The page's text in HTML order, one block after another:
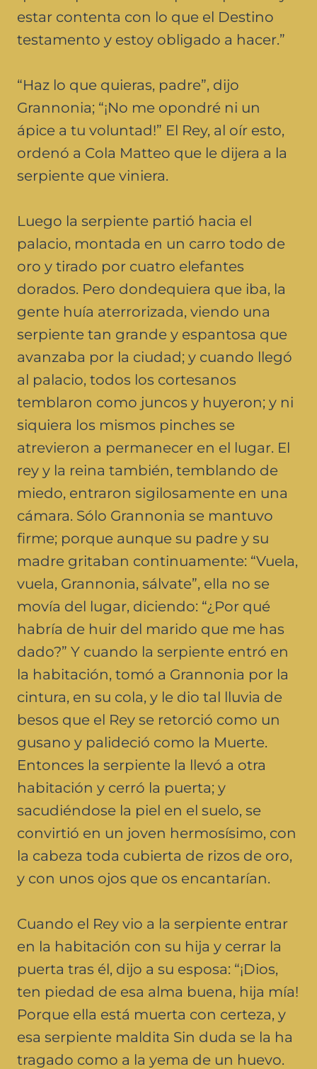
estar contenta con lo que el Destino
testamento y estoy obligado a hacer.”
“Haz lo que quieras, padre”, dijo
Grannonia; “¡No me opondré ni un
ápice a tu voluntad!” El Rey, al oír esto,
ordenó a Cola Matteo que le dijera a la
serpiente que viniera.
Luego la serpiente partió hacia el
palacio, montada en un carro todo de
oro y tirado por cuatro elefantes
dorados. Pero dondequiera que iba, la
gente huía aterrorizada, viendo una
serpiente tan grande y espantosa que
avanzaba por la ciudad; y cuando llegó
al palacio, todos los cortesanos
temblaron como juncos y huyeron; y ni
siquiera los mismos pinches se
atrevieron a permanecer en el lugar. El
rey y la reina también, temblando de
miedo, entraron sigilosamente en una
cámara. Sólo Grannonia se mantuvo
firme; porque aunque su padre y su
madre gritaban continuamente: “Vuela,
vuela, Grannonia, sálvate”, ella no se
movía del lugar, diciendo: “¿Por qué
habría de huir del marido que me has
dado?” Y cuando la serpiente entró en
la habitación, tomó a Grannonia por la
cintura, en su cola, y le dio tal lluvia de
besos que el Rey se retorció como un
gusano y palideció como la Muerte.
Entonces la serpiente la llevó a otra
habitación y cerró la puerta; y
sacudiéndose la piel en el suelo, se
convirtió en un joven hermosísimo, con
la cabeza toda cubierta de rizos de oro,
y con unos ojos que os encantarían.
Cuando el Rey vio a la serpiente entrar
en la habitación con su hija y cerrar la
puerta tras él, dijo a su esposa: “¡Dios,
ten piedad de esa alma buena, hija mía!
Porque ella está muerta con certeza, y
esa serpiente maldita Sin duda se la ha
tragado como a la yema de un huevo.